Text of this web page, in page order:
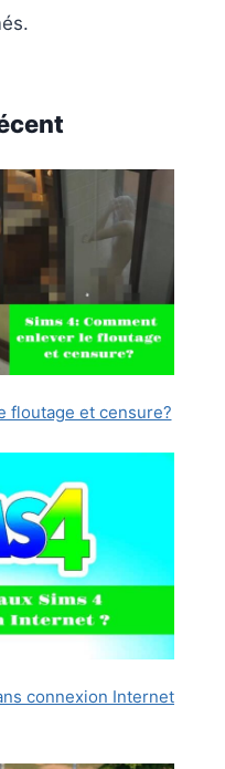
floutage et censure?
connexion Internet